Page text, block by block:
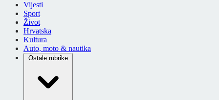
Vijesti
Sport
Život
Hrvatska
Kultura
Auto, moto & nautika
Ostale rubrike